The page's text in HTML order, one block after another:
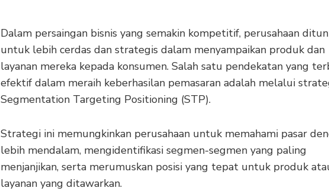
Dalam persaingan bisnis yang semakin kompetitif, perusahaan
untuk lebih cerdas dan strategis dalam menyampaikan produk dan
layanan mereka kepada konsumen. Salah satu pendekatan yang
efektif dalam meraih keberhasilan pemasaran adalah melalui
Segmentation Targeting Positioning (STP).
Strategi ini memungkinkan perusahaan untuk memahami pasar
lebih mendalam, mengidentifikasi segmen-segmen yang paling
menjanjikan, serta merumuskan posisi yang tepat untuk produk
layanan yang ditawarkan.